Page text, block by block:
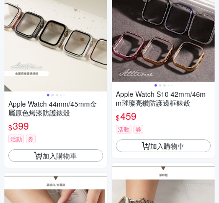
Apple Watch 44mm/45mm金
屬原色烤漆防護錶殼
$399
活動 券
加入購物車
Apple Watch S10 42mm/46m
m璀璨亮鑽防護邊框錶殼
$459
活動 券
加入購物車